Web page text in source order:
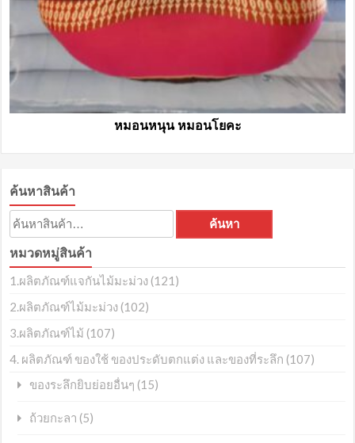
หมอนหนุน หมอนโยคะ
ค้นหาสินค้า
ค้นหา: ค้นหา
หมวดหมู่สินค้า
1.ผลิตภัณฑ์แจกันไม้มะม่วง (121)
2.ผลิตภัณฑ์ไม้มะม่วง (102)
3.ผลิตภัณฑ์ไม้ (107)
4. ผลิตภัณฑ์ ของใช้ ของประดับตกแต่ง และของที่ระลึก (107)
ของระลึกยิบย่อยอื่นๆ (15)
ถ้วยกะลา (5)